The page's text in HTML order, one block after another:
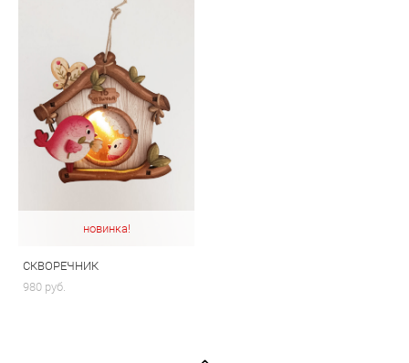
новинка!
СКВОРЕЧНИК
980 pуб.